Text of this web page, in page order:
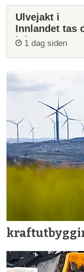
Ulvejakt i
Innlandet tas
igjen
1 dag siden